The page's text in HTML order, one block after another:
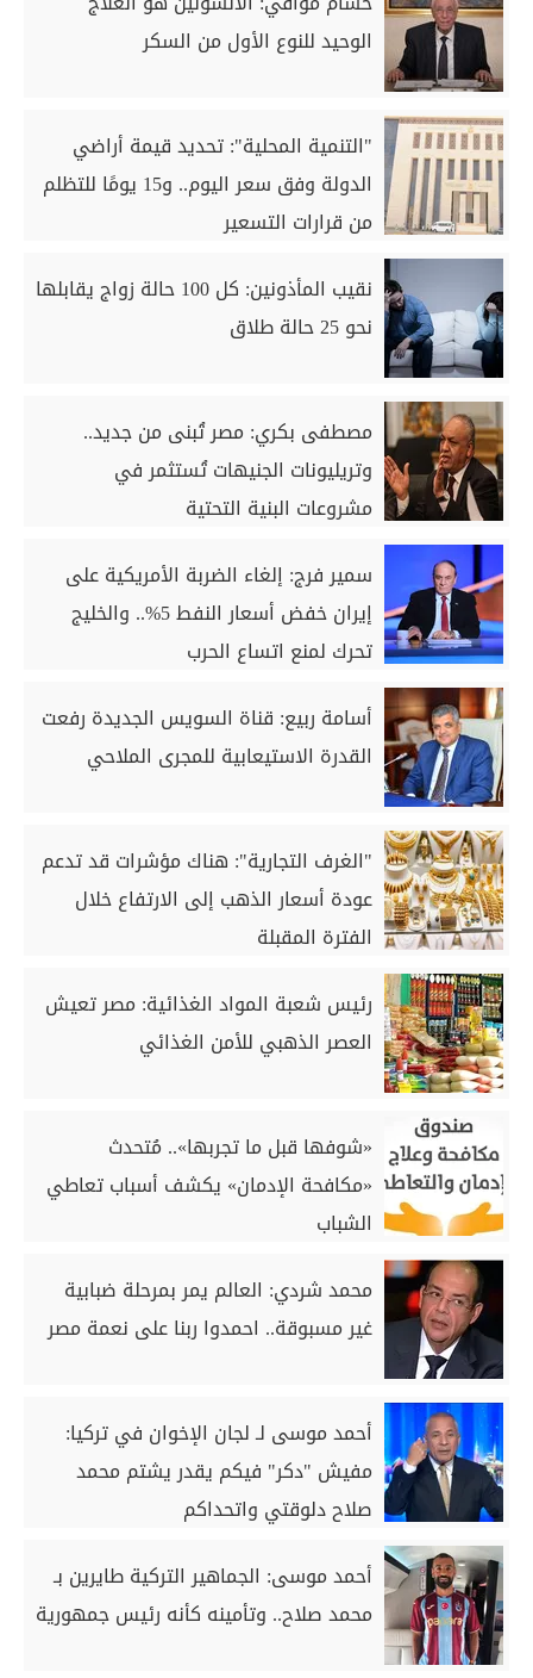
الوحيد للنوع الأول من السكر
"التنمية المحلية": تحديد قيمة أراضي
الدولة وفق سعر اليوم.. و15 يومًا للتظلم
من قرارات التسعير
نقيب المأذونين: كل 100 حالة زواج يقابلها
نحو 25 حالة طلاق
مصطفى بكري: مصر تُبنى من جديد..
وتريليونات الجنيهات تُستثمر في
مشروعات البنية التحتية
سمير فرج: إلغاء الضربة الأمريكية على
إيران خفض أسعار النفط 5%.. والخليج
تحرك لمنع اتساع الحرب
أسامة ربيع: قناة السويس الجديدة رفعت
القدرة الاستيعابية للمجرى الملاحي
"الغرف التجارية": هناك مؤشرات قد تدعم
عودة أسعار الذهب إلى الارتفاع خلال
الفترة المقبلة
رئيس شعبة المواد الغذائية: مصر تعيش
العصر الذهبي للأمن الغذائي
«شوفها قبل ما تجربها».. مُتحدث
«مكافحة الإدمان» يكشف أسباب تعاطي
الشباب
محمد شردي: العالم يمر بمرحلة ضبابية
غير مسبوقة.. احمدوا ربنا على نعمة مصر
أحمد موسى لـ لجان الإخوان في تركيا:
مفيش "دكر" فيكم يقدر يشتم محمد
صلاح دلوقتي واتحداكم
أحمد موسى: الجماهير التركية طايرين بـ
محمد صلاح.. وتأمينه كأنه رئيس جمهورية